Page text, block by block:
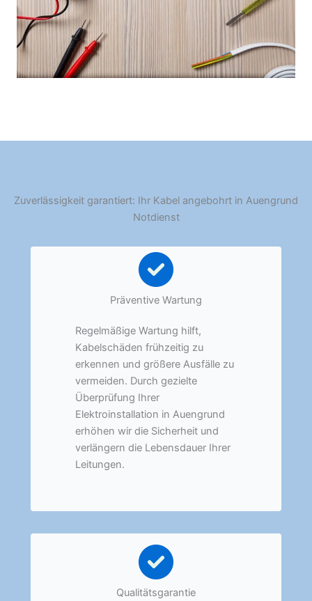
Zuverlässigkeit garantiert: Ihr Kabel angebohrt in Auengrund
Notdienst
Präventive Wartung
Regelmäßige Wartung hilft,
Kabelschäden frühzeitig zu
erkennen und größere Ausfälle zu
vermeiden. Durch gezielte
Überprüfung Ihrer
Elektroinstallation in Auengrund
erhöhen wir die Sicherheit und
verlängern die Lebensdauer Ihrer
Leitungen.
Qualitätsgarantie